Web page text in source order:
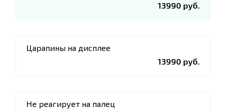
13990 руб.
Царапины на дисплее
13990 руб.
Не реагирует на палец